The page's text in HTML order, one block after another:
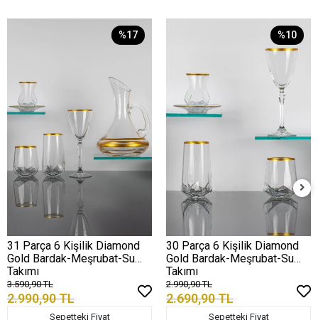
%17
31 Parça 6 Kişilik Diamond
Gold Bardak-Meşrubat-Su
Takımı
3.590,90 TL
2.990,90 TL
Sepetteki Fiyat
%10
30 Parça 6 Kişilik Diamond
Gold Bardak-Meşrubat-Su
Takımı
2.990,90 TL
2.690,90 TL
Sepetteki Fiyat